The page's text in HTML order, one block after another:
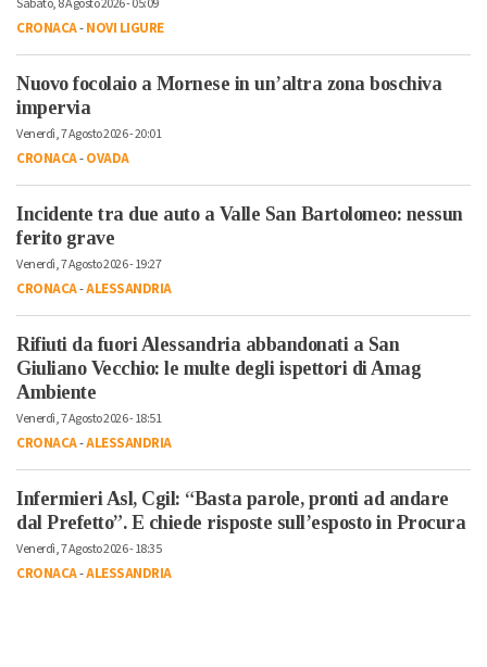
Sabato, 8 Agosto 2026 - 05:09
CRONACA-NOVI LIGURE
Nuovo focolaio a Mornese in un’altra zona boschiva
impervia
Venerdì, 7 Agosto 2026 - 20:01
CRONACA-OVADA
Incidente tra due auto a Valle San Bartolomeo: nessun
ferito grave
Venerdì, 7 Agosto 2026 - 19:27
CRONACA-ALESSANDRIA
Rifiuti da fuori Alessandria abbandonati a San
Giuliano Vecchio: le multe degli ispettori di Amag
Ambiente
Venerdì, 7 Agosto 2026 - 18:51
CRONACA-ALESSANDRIA
Infermieri Asl, Cgil: “Basta parole, pronti ad andare
dal Prefetto”. E chiede risposte sull’esposto in Procura
Venerdì, 7 Agosto 2026 - 18:35
CRONACA-ALESSANDRIA